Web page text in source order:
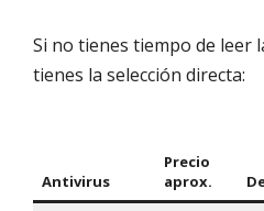
Si no tienes tiempo de leer
tienes la selección directa:
Antivirus
Precio
aprox.